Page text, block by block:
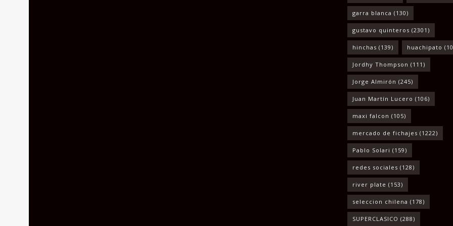
garra blanca (130)
gustavo quinteros (2301)
hinchas (139) huachipato
Jordhy Thompson (111)
Jorge Almirón (245)
Juan Martín Lucero (106)
maxi falcon (105)
mercado de fichajes (1222)
Pablo Solari (159)
redes sociales (128)
river plate (153)
seleccion chilena (178)
SUPERCLASICO (288)